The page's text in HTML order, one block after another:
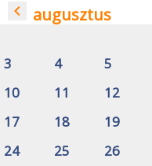
navigate_before augusztus
3
4 5
10
11 12
17
18 19
24
25 26